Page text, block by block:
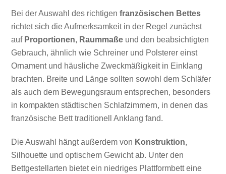
Bei der Auswahl des richtigenfranzösischen Bettes
richtet sich die Aufmerksamkeit in der Regel zunächst
auf Proportionen, Raummaße und den beabsichtigten
Gebrauch, ähnlich wie Schreiner und Polsterer einst
Ornament und häusliche Zweckmäßigkeit in Einklang
brachten. Breite und Länge sollten sowohl dem Schläfer
als auch dem Bewegungsraum entsprechen, besonders
in kompakten städtischen Schlafzimmern, in denen das
französische Bett traditionell Anklang fand.
Die Auswahl hängt außerdem von Konstruktion,
Silhouette und optischem Gewicht ab. Unter den
Bettgestellarten bietet ein niedriges Plattformbett eine